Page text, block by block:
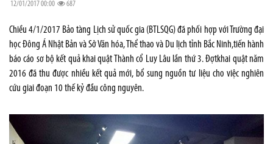
12/01/2017 00:00 687
Chiều 4/1/2017 Bảo tàng Lịch sử quốc gia (BTLSQG) đã phối hợp với Trường đại
học Đông Á Nhật Bản và Sở Văn hóa, Thể thao và Du lịch tỉnh Bắc Ninh,tiến hành
báo cáo sơ bộ kết quả khai quật Thành cổ Luy Lâu lần thứ 3. Đợtkhai quật năm
2016 đã thu được nhiều kết quả mới, bổ sung nguồn tư liệu cho việc nghiên
cứu giai đoạn 10 thế kỷ đầu công nguyên.